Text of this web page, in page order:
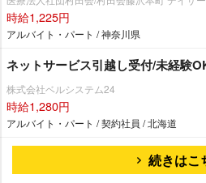
時給1,225円
アルバイト・パート / 神奈川県
ネットサービス引越し受付/未経験
株式会社ベルシステム24
時給1,280円
アルバイト・パート / 契約社員 / 北海道
続きはこ